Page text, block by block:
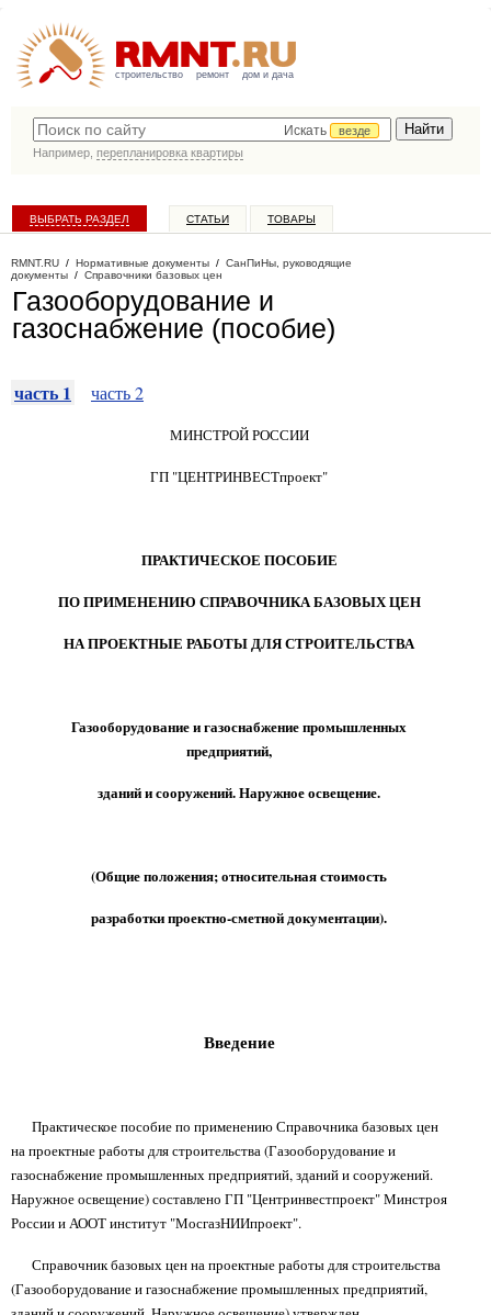
строительство ремонт дом и дача
Искать
везде
Например, перепланировка квартиры
ВЫБРАТЬ РАЗДЕЛ СТАТЬИ ТОВАРЫ
RMNT.RU / Нормативные документы / СанПиНы, руководящие
документы / Справочники базовых цен
Газооборудование и
газоснабжение (пособие)
часть 1 часть 2
МИНСТРОЙ РОССИИ
ГП "ЦЕНТРИНВЕСТпроект"
ПРАКТИЧЕСКОЕ ПОСОБИЕ
ПО ПРИМЕНЕНИЮ СПРАВОЧНИКА БАЗОВЫХ ЦЕН
НА ПРОЕКТНЫЕ РАБОТЫ ДЛЯ СТРОИТЕЛЬСТВА
Газооборудование и газоснабжение промышленных
предприятий,
зданий и сооружений. Наружное освещение.
(Общие положения; относительная стоимость
разработки проектно-сметной документации).
Введение
Практическое пособие по применению Справочника базовых цен
на проектные работы для строительства (Газооборудование и
газоснабжение промышленных предприятий, зданий и сооружений.
Наружное освещение) составлено ГП "Центринвестпроект" Минстроя
России и АООТ институт "МосгазНИИпроект".
Справочник базовых цен на проектные работы для строительства
(Газооборудование и газоснабжение промышленных предприятий,